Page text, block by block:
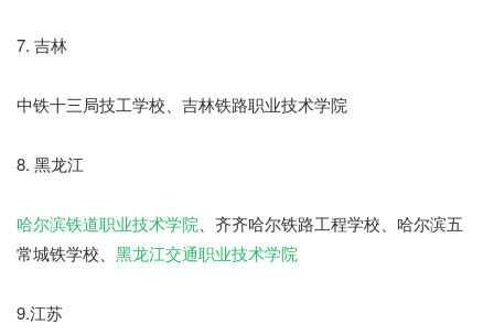
7. 吉林
中铁十三局技工学校、吉林铁路职业技术学院
8. 黑龙江
哈尔滨铁道职业技术学院、齐齐哈尔铁路工程学校、哈尔滨五
常城铁学校、 黑龙江交通职业技术学院
9.江苏